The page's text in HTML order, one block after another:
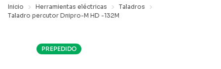
Inicio Herramientas eléctricas
Taladros
Taladro percutor Dnipro-M HD -132M
PREPEDIDO